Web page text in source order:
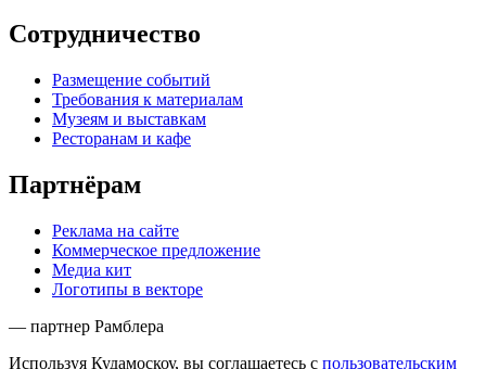
Сотрудничество
Размещение событий
Требования к материалам
Музеям и выставкам
Ресторанам и кафе
Партнёрам
Реклама на сайте
Коммерческое предложение
Медиа кит
Логотипы в векторе
— партнер Рамблера
Используя Кудамоскоу, вы соглашаетесь с пользовательским